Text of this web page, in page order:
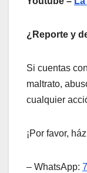
¿Reporte y
Si cuentas
maltrato,
cualquier
¡Por favor,
– WhatsApp: